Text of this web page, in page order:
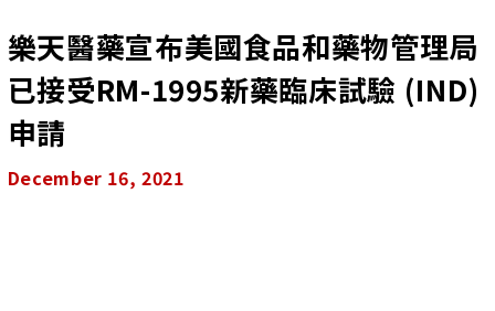
樂天醫藥宣布美國食品和藥物管理局
已接受RM-1995新藥臨床試驗 (IND)
申請
December 16, 2021